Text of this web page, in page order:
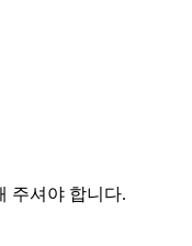
주셔야 합니다.